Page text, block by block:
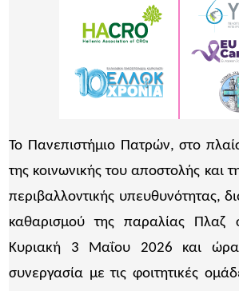
Το Πανεπιστήμιο Πατρών, στο
της κοινωνικής του αποστολής και
περιβαλλοντικής υπευθυνότητας,
καθαρισμού της παραλίας Πλαζ
Κυριακή 3 Μαΐου 2026 και
συνεργασία με τις φοιτητικές